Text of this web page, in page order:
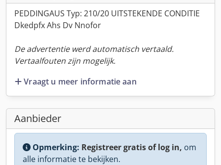
PEDDINGAUS Typ: 210/20 UITSTEKENDE CONDITIE
Dkedpfx Ahs Dv Nnofor
De advertentie werd automatisch vertaald.
Vertaalfouten zijn mogelijk.
Vraagt u meer informatie aan
Aanbieder
Opmerking: Registreer gratis of log in, om
alle informatie te bekijken.